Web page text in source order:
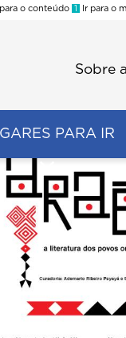
para o conteúdo 1 Ir para o
Sobre
PARA IR